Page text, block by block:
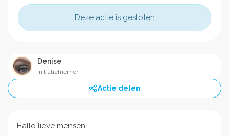
Deze actie is gesloten
Denise
Initiatiefnemer
Actie delen
Hallo lieve mensen,